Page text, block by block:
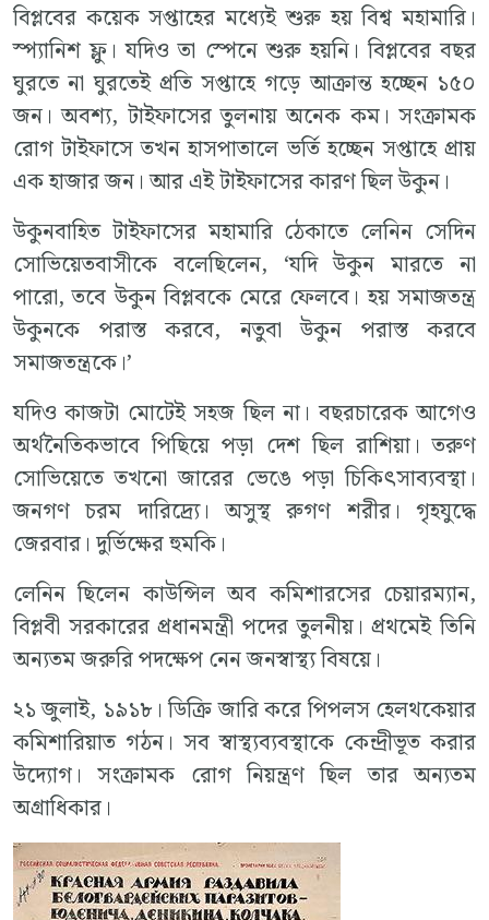
বিপ্লবের কয়েক সপ্তাহের মধ্যেই শুরু হয় বিশ্ব মহামারি।
স্প্যানিশ ফ্লু। যদিও তা স্পেনে শুরু হয়নি। বিপ্লবের বছর
ঘুরতে না ঘুরতেই প্রতি সপ্তাহে গড়ে আক্রান্ত হচ্ছেন ১৫০
জন। অবশ্য, টাইফাসের তুলনায় অনেক কম। সংক্রামক
রোগ টাইফাসে তখন হাসপাতালে ভর্তি হচ্ছেন সপ্তাহে প্রায়
এক হাজার জন। আর এই টাইফাসের কারণ ছিল উকুন।
উকুনবাহিত টাইফাসের মহামারি ঠেকাতে লেনিন সেদিন
সোভিয়েতবাসীকে বলেছিলেন, ‘যদি উকুন মারতে না
পারো, তবে উকুন বিপ্লবকে মেরে ফেলবে। হয় সমাজতন্ত্র
উকুনকে পরাস্ত করবে, নতুবা উকুন পরাস্ত করবে
সমাজতন্ত্রকে।’
যদিও কাজটা মোটেই সহজ ছিল না। বছরচারেক আগেও
অর্থনৈতিকভাবে পিছিয়ে পড়া দেশ ছিল রাশিয়া। তরুণ
সোভিয়েতে তখনো জারের ভেঙে পড়া চিকিৎসাব্যবস্থা।
জনগণ চরম দারিদ্র্যে। অসুস্থ রুগণ শরীর। গৃহযুদ্ধে
জেরবার। দুর্ভিক্ষের হুমকি।
লেনিন ছিলেন কাউন্সিল অব কমিশারসের চেয়ারম্যান,
বিপ্লবী সরকারের প্রধানমন্ত্রী পদের তুলনীয়। প্রথমেই তিনি
অন্যতম জরুরি পদক্ষেপ নেন জনস্বাস্থ্য বিষয়ে।
২১ জুলাই, ১৯১৮। ডিক্রি জারি করে পিপলস হেলথকেয়ার
কমিশারিয়াত গঠন। সব স্বাস্থ্যব্যবস্থাকে কেন্দ্রীভূত করার
উদ্যোগ। সংক্রামক রোগ নিয়ন্ত্রণ ছিল তার অন্যতম
অগ্রাধিকার।